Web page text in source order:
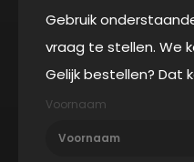
Gebruik
vraag te stellen. We
Gelijk bestellen? Dat
Voornaam